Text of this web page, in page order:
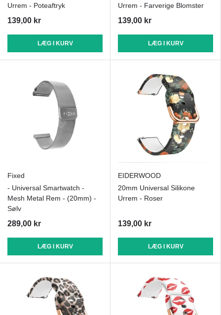
Urrem - Poteaftryk
139,00 kr
LÆG I KURV
Urrem - Farverige Blomster
139,00 kr
LÆG I KURV
Fixed
- Universal Smartwatch -
Mesh Metal Rem - (20mm) -
Sølv
289,00 kr
LÆG I KURV
EIDERWOOD
20mm Universal Silikone
Urrem - Roser
139,00 kr
LÆG I KURV